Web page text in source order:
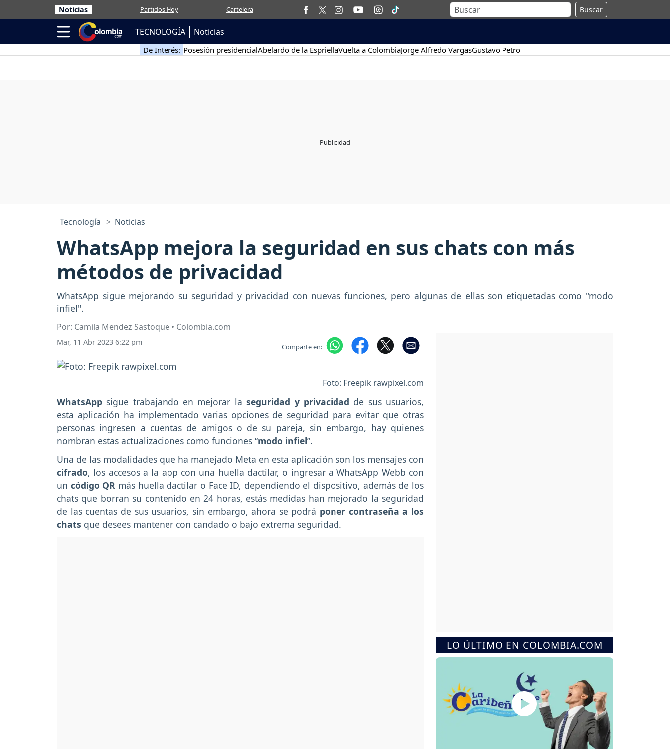
Noticias Partidos Hoy Cartelera Buscar
TECNOLOGÍA Noticias
De Interés: Posesión presidencialAbelardo de la EspriellaVuelta a ColombiaJorge Alfredo VargasGustavo Petro
Tecnología Noticias
WhatsApp mejora la seguridad en sus chats con más
métodos de privacidad
WhatsApp sigue mejorando su seguridad y privacidad con nuevas funciones, pero algunas de ellas son etiquetadas como "modo
infiel".
Por: Camila Mendez Sastoque • Colombia.com
Mar, 11 Abr 2023 6:22 pm Comparte en:
Foto: Freepik rawpixel.com
WhatsApp sigue trabajando en mejorar la seguridad y privacidad de sus usuarios,
esta aplicación ha implementado varias opciones de seguridad para evitar que otras
personas ingresen a cuentas de amigos o de su pareja, sin embargo, hay quienes
nombran estas actualizaciones como funciones “modo infiel”.
Una de las modalidades que ha manejado Meta en esta aplicación son los mensajes con
cifrado, los accesos a la app con una huella dactilar, o ingresar a WhatsApp Webb con
un código QR más huella dactilar o Face ID, dependiendo el dispositivo, además de los
chats que borran su contenido en 24 horas, estás medidas han mejorado la seguridad
de las cuentas de sus usuarios, sin embargo, ahora se podrá poner contraseña a los
chats que desees mantener con candado o bajo extrema seguridad.
LO ÚLTIMO EN COLOMBIA.COM